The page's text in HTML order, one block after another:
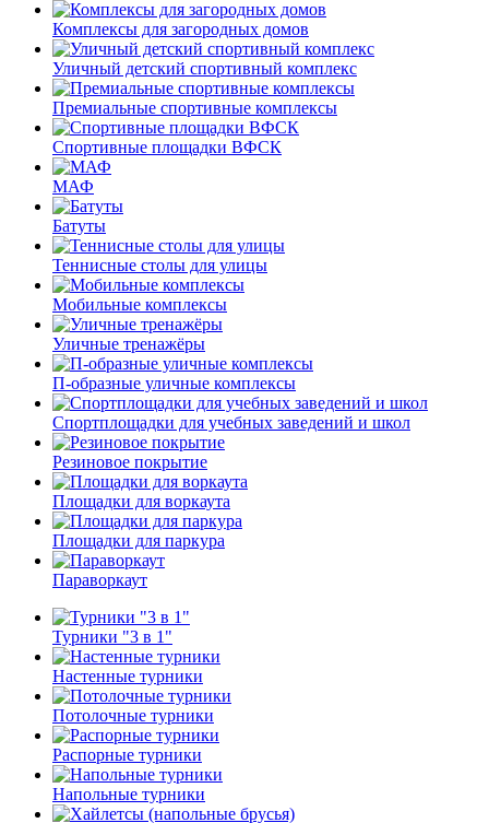
Комплексы для загородных домов
Уличный детский спортивный комплекс
Премиальные спортивные комплексы
Спортивные площадки ВФСК
МАФ
Батуты
Теннисные столы для улицы
Мобильные комплексы
Уличные тренажёры
П-образные уличные комплексы
Спортплощадки для учебных заведений и школ
Резиновое покрытие
Площадки для воркаута
Площадки для паркура
Параворкаут
Турники "3 в 1"
Настенные турники
Потолочные турники
Распорные турники
Напольные турники